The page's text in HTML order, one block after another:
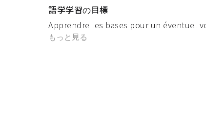
語学学習の目標
Apprendre les bases pour un éventuel
もっと見る